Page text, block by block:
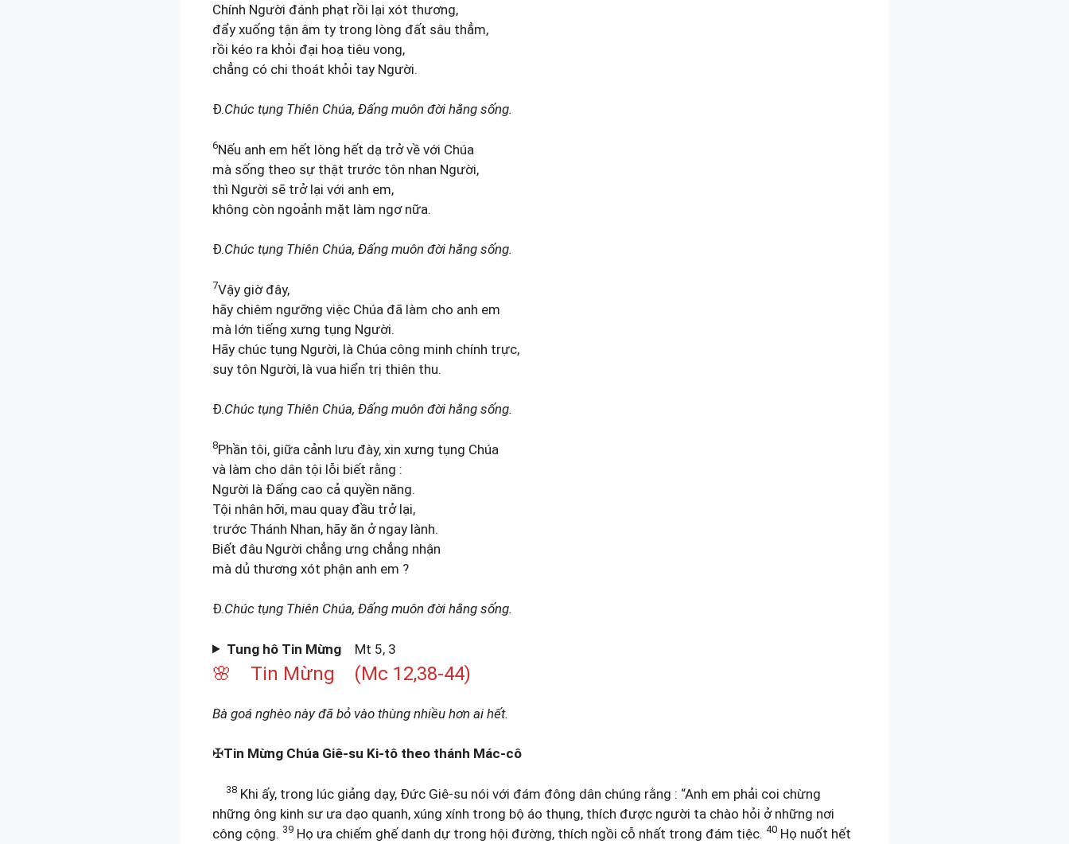
Chính Người đánh phạt rồi lại xót thương,
đẩy xuống tận âm ty trong lòng đất sâu thẳm,
rồi kéo ra khỏi đại hoạ tiêu vong,
chẳng có chi thoát khỏi tay Người.
Đ.Chúc tụng Thiên Chúa, Đấng muôn đời hằng sống.
6Nếu anh em hết lòng hết dạ trở về với Chúa
mà sống theo sự thật trước tôn nhan Người,
thì Người sẽ trở lại với anh em,
không còn ngoảnh mặt làm ngơ nữa.
Đ.Chúc tụng Thiên Chúa, Đấng muôn đời hằng sống.
7Vậy giờ đây,
hãy chiêm ngưỡng việc Chúa đã làm cho anh em
mà lớn tiếng xưng tụng Người.
Hãy chúc tụng Người, là Chúa công minh chính trực,
suy tôn Người, là vua hiển trị thiên thu.
Đ.Chúc tụng Thiên Chúa, Đấng muôn đời hằng sống.
8Phần tôi, giữa cảnh lưu đày, xin xưng tụng Chúa
và làm cho dân tội lỗi biết rằng :
Người là Đấng cao cả quyền năng.
Tội nhân hỡi, mau quay đầu trở lại,
trước Thánh Nhan, hãy ăn ở ngay lành.
Biết đâu Người chẳng ưng chẳng nhận
mà dủ thương xót phận anh em ?
Đ.Chúc tụng Thiên Chúa, Đấng muôn đời hằng sống.
Tung hô Tin Mừng Mt 5, 3
🌸 Tin Mừng (Mc 12,38-44)
Bà goá nghèo này đã bỏ vào thùng nhiều hơn ai hết.
✠Tin Mừng Chúa Giê-su Ki-tô theo thánh Mác-cô
38 Khi ấy, trong lúc giảng dạy, Đức Giê-su nói với đám đông dân chúng rằng : “Anh em phải coi chừng
những ông kinh sư ưa dạo quanh, xúng xính trong bộ áo thụng, thích được người ta chào hỏi ở những nơi
công cộng. 39 Họ ưa chiếm ghế danh dự trong hội đường, thích ngồi cỗ nhất trong đám tiệc. 40 Họ nuốt hết